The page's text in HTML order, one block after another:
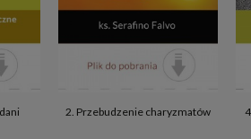
2. Przebudzenie charyzmatów